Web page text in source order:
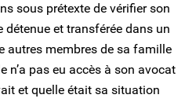
sous prétexte de vérifier son
détenue et transférée dans un
autres membres de sa famille
n’a pas eu accès à son avocat
et quelle était sa situation